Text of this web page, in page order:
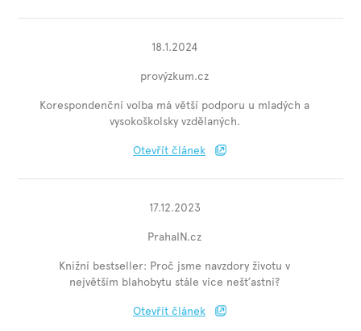
18.1.2024
provýzkum.cz
Korespondenční volba má větší podporu u mladých a
vysokoškolsky vzdělaných.
Otevřít článek
17.12.2023
PrahaIN.cz
Knižní bestseller: Proč jsme navzdory životu v
největším blahobytu stále více nešťastní?
Otevřít článek